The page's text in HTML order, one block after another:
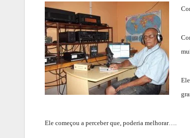
Ele começou a perceber que, poderia melhorar….